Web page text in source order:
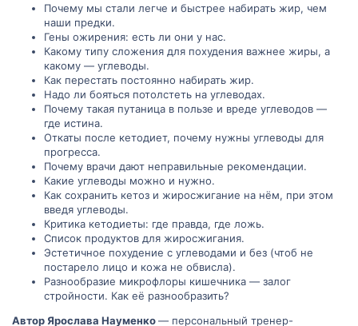
Почему мы стали легче и быстрее набирать жир, чем
наши предки.
Гены ожирения: есть ли они у нас.
Какому типу сложения для похудения важнее жиры, а
какому — углеводы.
Как перестать постоянно набирать жир.
Надо ли бояться потолстеть на углеводах.
Почему такая путаница в пользе и вреде углеводов —
где истина.
Откаты после кетодиет, почему нужны углеводы для
прогресса.
Почему врачи дают неправильные рекомендации.
Какие углеводы можно и нужно.
Как сохранить кетоз и жиросжигание на нём, при этом
введя углеводы.
Критика кетодиеты: где правда, где ложь.
Список продуктов для жиросжигания.
Эстетичное похудение с углеводами и без (чтоб не
постарело лицо и кожа не обвисла).
Разнообразие микрофлоры кишечника — залог
стройности. Как её разнообразить?
Автор Ярослава Науменко— персональный тренер-